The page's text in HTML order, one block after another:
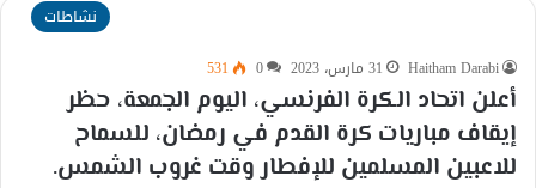
نشاطات
Haitham Darabi 31 مارس، 2023 0
531
أعلن اتحاد الكرة الفرنسي، اليوم الجمعة، حظر
إيقاف مباريات كرة القدم في رمضان، للسماح
للاعبين المسلمين للإفطار وقت غروب الشمس.